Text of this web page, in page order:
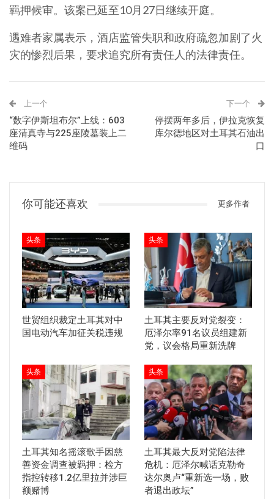
羁押候审。该案已延至10月27日继续开庭。
遇难者家属表示，酒店监管失职和政府疏忽加剧了火
灾的惨烈后果，要求追究所有责任人的法律责任。
上一个
“数字伊斯坦布尔”上线：603
座清真寺与225座陵墓装上二
维码
下一个
停摆两年多后，伊拉克恢复
库尔德地区对土耳其石油出
口
你可能还喜欢 更多作者
头条
世贸组织裁定土耳其对中
国电动汽车加征关税违规
头条
土耳其主要反对党裂变：
厄泽尔率91名议员组建新
党，议会格局重新洗牌
头条
土耳其知名摇滚歌手因慈
善资金调查被羁押：检方
指控转移1.2亿里拉并涉巨
额赌博
头条
土耳其最大反对党陷法律
危机：厄泽尔喊话克勒奇
达尔奥卢“重新选一场，败
者退出政坛”